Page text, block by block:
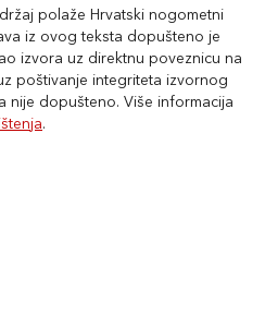
polaže Hrvatski nogometni
iz ovog teksta dopušteno je
izvora uz direktnu poveznicu na
poštivanje integriteta izvornog
nije dopušteno. Više informacija
.